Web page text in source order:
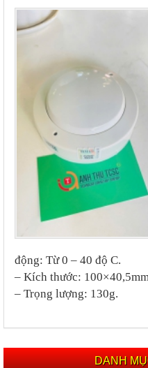
động: Từ 0 – 40 độ C.
– Kích thước:
– Trọng lượng: 130g.
DANH